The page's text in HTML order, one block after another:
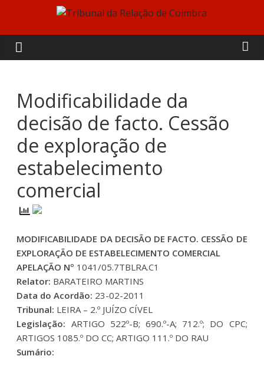
content
Tribunal
da
Relação
de
Coimbra
Modificabilidade da
decisão de facto. Cessão
de exploração de
estabelecimento
comercial
MODIFICABILIDADE DA DECISÃO DE FACTO. CESSÃO DE
EXPLORAÇÃO DE ESTABELECIMENTO COMERCIAL
APELAÇÃO Nº 1041/05.7TBLRA.C1
Relator: BARATEIRO MARTINS
Data do Acordão: 23-02-2011
Tribunal: LEIRA – 2.º JUÍZO CÍVEL
Legislação: ARTIGO 522º-B; 690.º-A; 712.º; DO CPC;
ARTIGOS 1085.º DO CC; ARTIGO 111.º DO RAU
Sumário: